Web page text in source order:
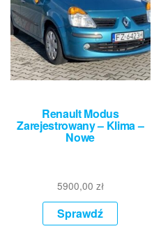
Renault Modus
Zarejestrowany – Klima –
Nowe
5900,00 zł
Sprawdź